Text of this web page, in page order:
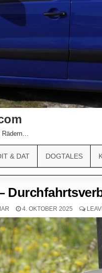
Rädern…
& DAT DOGTALES
4. OKTOBER 2025